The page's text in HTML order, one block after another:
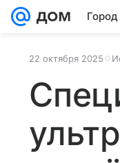
Город
22 октября 2025